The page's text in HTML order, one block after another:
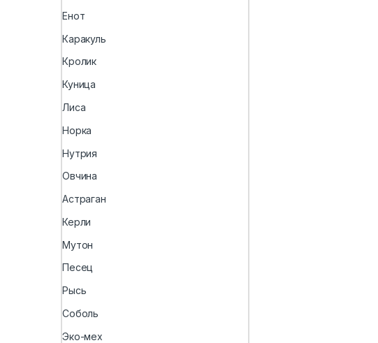
Енот
Каракуль
Кролик
Куница
Лиса
Норка
Нутрия
Овчина
Астраган
Керли
Мутон
Песец
Рысь
Соболь
Эко-мех